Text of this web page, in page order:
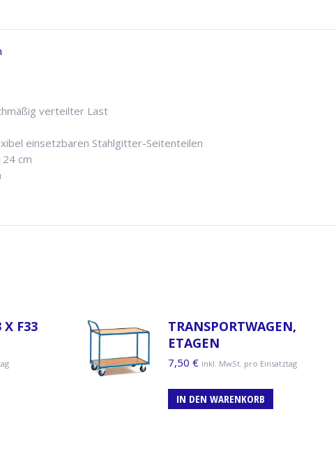
verteilter Last
einsetzbaren Stahlgitter-Seitenteilen
cm
X F33
TRANSPORTWAGEN,
ETAGEN
7,50 € inkl. MwSt. pro Einsatztag
IN DEN WARENKORB